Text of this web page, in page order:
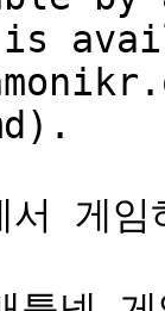
게임